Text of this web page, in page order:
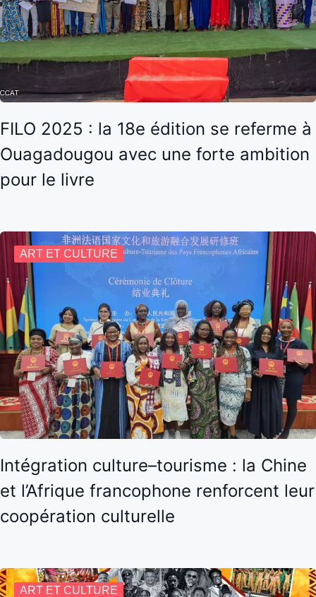
FILO 2025 : la 18e édition se referme à
Ouagadougou avec une forte ambition
pour le livre
ART ET CULTURE
Intégration culture–tourisme : la Chine
et l’Afrique francophone renforcent leur
coopération culturelle
ART ET CULTURE